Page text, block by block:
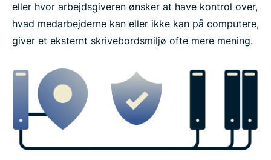
eller hvor arbejdsgiveren ønsker at have kontrol over,
hvad medarbejderne kan eller ikke kan på computere,
giver et eksternt skrivebordsmiljø ofte mere mening.